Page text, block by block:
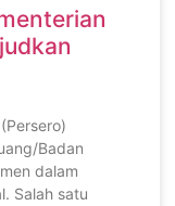
Badan
dalam
Salah satu